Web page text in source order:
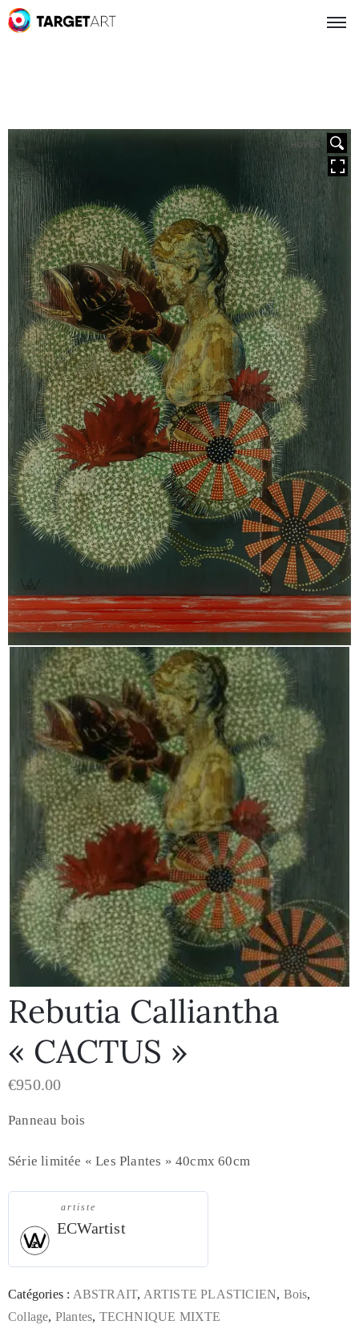
HOVER
Rebutia Calliantha
« CACTUS »
€950.00
Panneau bois
Série limitée « Les Plantes » 40cmx 60cm
artiste
ECWartist
Catégories : ABSTRAIT, ARTISTE PLASTICIEN, Bois,
Collage, Plantes, TECHNIQUE MIXTE